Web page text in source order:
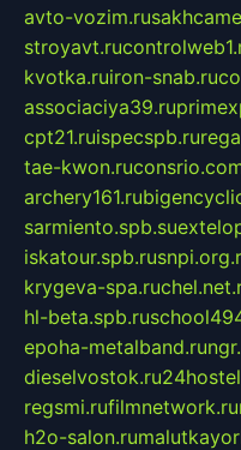
avto-vozim.ru
stroyavt.ru
kvotka.ruiron-snab.ru
associaciya39.ru
cpt21.ruispecspb.ru
tae-kwon.ru
archery161.ru
sarmiento.spb.su
iskatour.spb.ru
krygeva-spa.ru
hl-beta.spb.ru
epoha-metalband.ru
dieselvostok.ru
regsmi.rufilmnetwork.ru
h2o-salon.ru